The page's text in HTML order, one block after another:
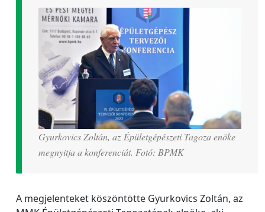
Gyurkovics Zoltán, az Épületgépészeti Tagoza enöke
megnyitja a konferenciát. Fotó: BPMK
A megjelenteket köszöntötte Gyurkovics Zoltán, az